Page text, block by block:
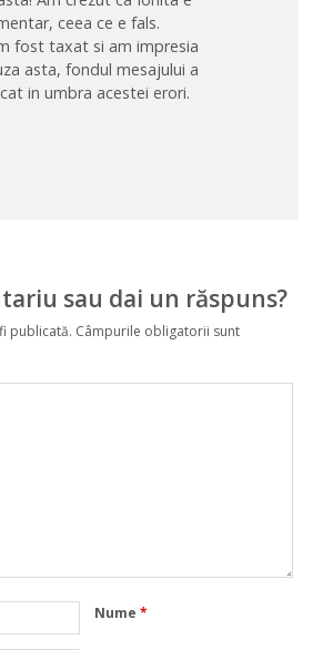
ceea ce e fals.
fost taxat si am impresia
asta, fondul mesajului a
in umbra acestei erori.
sau dai un răspuns?
publicată. Câmpurile obligatorii sunt
Nume*